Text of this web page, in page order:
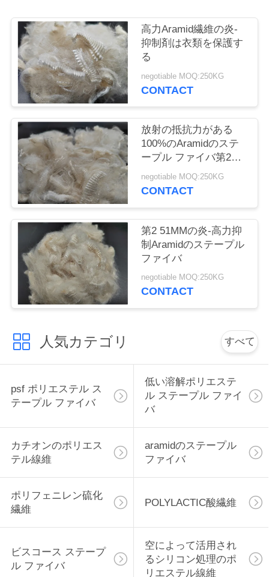
場
品
私
し
な
さ
ニ
ュ
ー
ス
高力Aramid繊維の炎-
抑制剤は衣類を保護す
る
negotiable MOQ:250KG
CONTACT
放射の抵抗力がある
100%のAramidのステ
ープル ファイバ第2
51MM
negotiable MOQ:250KG
CONTACT
第2 51MMの炎-高力抑
制Aramidのステープル
ファイバ
negotiable MOQ:250KG
CONTACT
人気カテゴリ すべて
psf ポリエステル ス
テープル ファイバ
低い溶解ポリエステ
ル ステープル ファイ
バ
カチオンのポリエス
テル線維
aramidのステープル
ファイバ
ポリフェニレン硫化
繊維
POLYLACTIC酸繊維
ビスコース ステープ
ル ファイバ
空によって活用され
るシリコン処理のポ
リエステル線維